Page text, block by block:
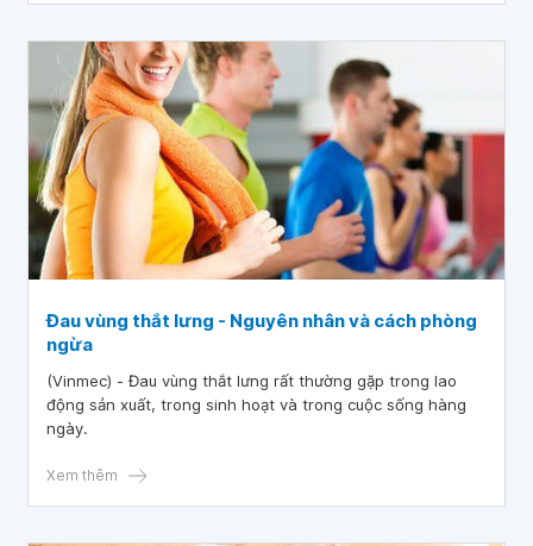
Đau vùng thắt lưng - Nguyên nhân và cách phòng
ngừa
(Vinmec) - Đau vùng thắt l­ưng rất thư­ờng gặp trong lao
động sản xuất, trong sinh hoạt và trong cuộc sống hàng
ngày.
Xem thêm